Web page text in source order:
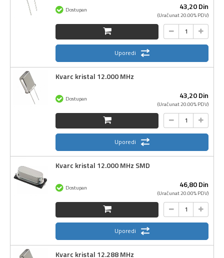
43,20Din
(Uračunat 20.00% PDV)
Dostupan
Uporedi
Kvarc kristal 12.000 MHz
43,20Din
(Uračunat 20.00% PDV)
Dostupan
Uporedi
Kvarc kristal 12.000 MHz SMD
46,80Din
(Uračunat 20.00% PDV)
Dostupan
Uporedi
Kvarc kristal 12.288 MHz